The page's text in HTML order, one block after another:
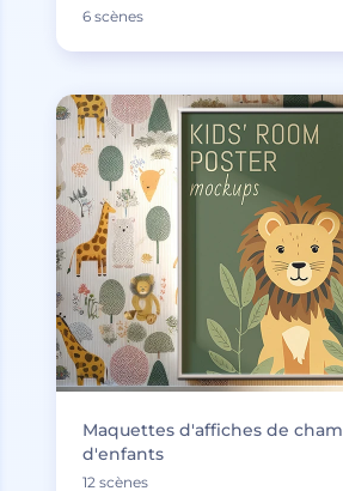
6 scènes
Maquettes d'affiches de
d'enfants
12 scènes